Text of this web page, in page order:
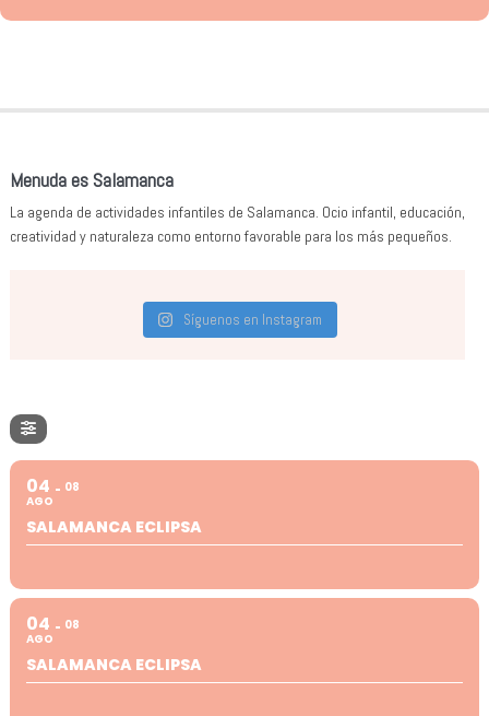
Menuda es Salamanca
La agenda de actividades infantiles de Salamanca. Ocio infantil, educación,
creatividad y naturaleza como entorno favorable para los más pequeños.
Síguenos en Instagram
04
AGO
08
SALAMANCA ECLIPSA
04
AGO
08
SALAMANCA ECLIPSA